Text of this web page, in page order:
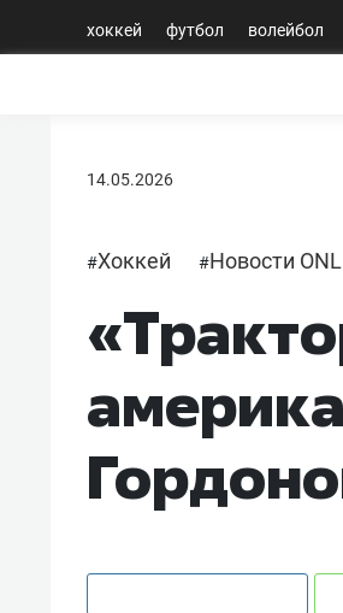
хоккей футбол волейбол
14.05.2026
#Хоккей #Новости